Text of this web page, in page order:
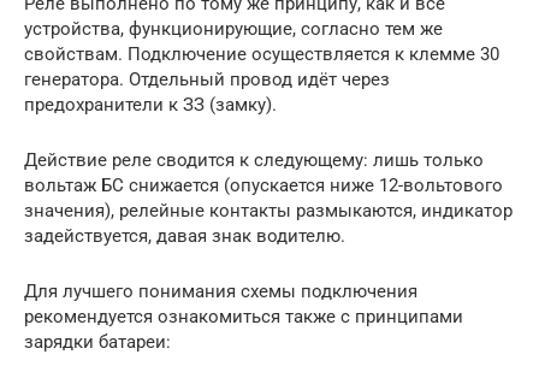
устройства, функционирующие, согласно тем же
свойствам. Подключение осуществляется к клемме 30
генератора. Отдельный провод идёт через
предохранители к ЗЗ (замку).
Действие реле сводится к следующему: лишь только
вольтаж БС снижается (опускается ниже 12-вольтового
значения), релейные контакты размыкаются, индикатор
задействуется, давая знак водителю.
Для лучшего понимания схемы подключения
рекомендуется ознакомиться также с принципами
зарядки батареи: